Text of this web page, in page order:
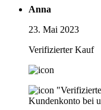
Anna
23. Mai 2023
Verifizierter Kauf
Kundenkonto bei